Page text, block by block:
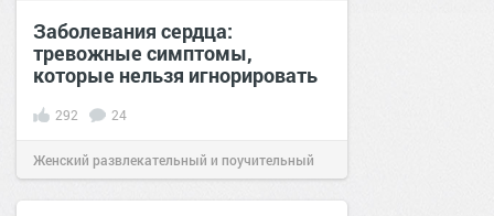
Заболевания сердца:
тревожные симптомы,
которые нельзя игнорировать
292 24
Женский развлекательный и поучительный
сайт.20:21 20 окт 2020